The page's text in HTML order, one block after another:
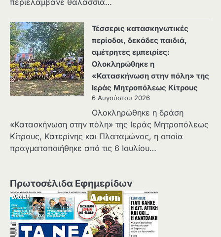
περιελάμβανε θαλάσσια…
Τέσσερις κατασκηνωτικές
περίοδοι, δεκάδες παιδιά,
αμέτρητες εμπειρίες:
Ολοκληρώθηκε η
«Κατασκήνωση στην πόλη» της
Ιεράς Μητροπόλεως Κίτρους
6 Αυγούστου 2026
Ολοκληρώθηκε η δράση
«Κατασκήνωση στην πόλη» της Ιεράς Μητροπόλεως
Κίτρους, Κατερίνης και Πλαταμώνος, η οποία
πραγματοποιήθηκε από τις 6 Ιουλίου…
Πρωτοσέλιδα Εφημερίδων